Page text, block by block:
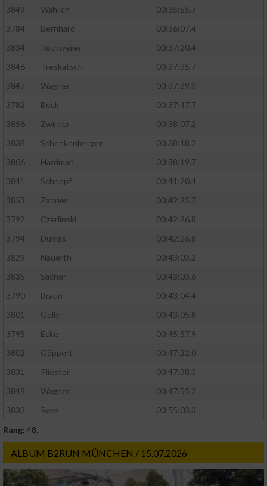
3849 Wahlich
00:35:55.7
3784
Bernhard
00:36:07.4
3834
Rothweiler
00:37:20.4
3846
Treskatsch
00:37:35.7
3847
Wagner
00:37:39.3
3782
Beck
00:37:47.7
3856
Zwirner
00:38:07.2
3838
Schenkenberger
00:38:18.2
3806
Hardman
00:38:19.7
3841
Schnepf
00:41:20.4
3853
Zahner
00:42:25.7
3792
Czerlinski
00:42:26.8
3794
Dumas
00:42:26.8
3829
Nauerth
00:43:03.2
3835
Sacher
00:43:03.6
3790
Braun
00:43:04.4
3801
Golly
00:43:05.8
3795
Ecke
00:45:57.9
3802
Göppert
00:47:22.0
3831
Pliester
00:47:38.3
3848
Wagner
00:47:55.2
3833
Ross
00:55:03.3
Rang: 48.
ALBUM B2RUN MÜNCHEN / 15.07.2026